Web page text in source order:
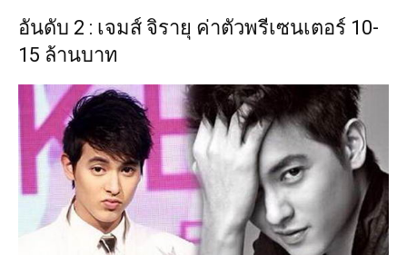
อันดับ 2 : เจมส์ จิรายุ ค่าตัวพรีเซนเตอร์ 10-
15 ล้านบาท